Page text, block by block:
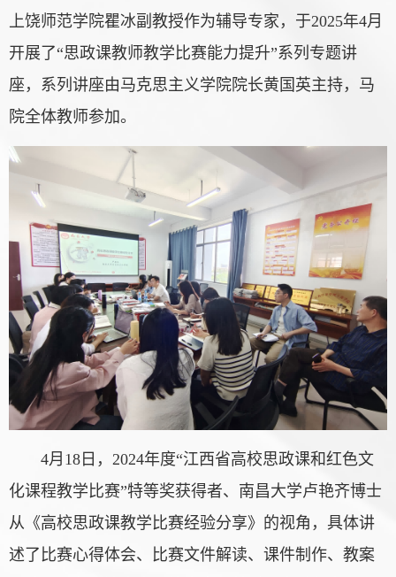
上饶师范学院瞿冰副教授作为辅导专家，于2025年4月
开展了“思政课教师教学比赛能力提升”系列专题讲
座，系列讲座由马克思主义学院院长黄国英主持，马
院全体教师参加。
4月18日，2024年度“江西省高校思政课和红色文
化课程教学比赛”特等奖获得者、南昌大学卢艳齐博士
从《高校思政课教学比赛经验分享》的视角，具体讲
述了比赛心得体会、比赛文件解读、课件制作、教案